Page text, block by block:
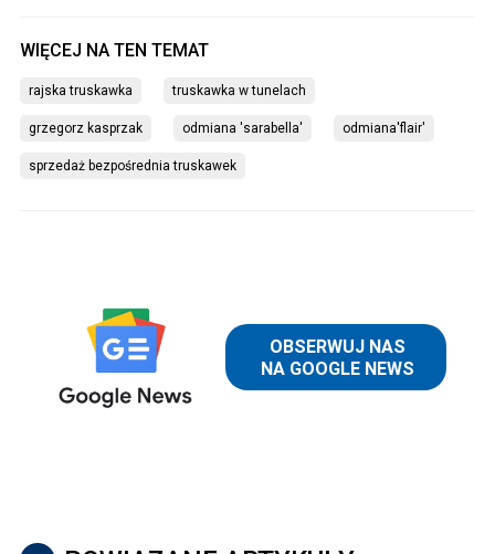
rajska truskawka truskawka w tunelach
grzegorz kasprzak odmiana 'sarabella' odmiana'flair'
sprzedaż bezpośrednia truskawek